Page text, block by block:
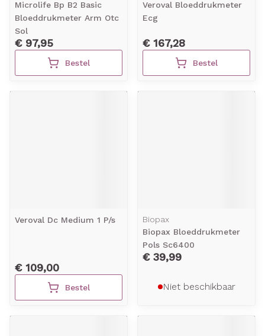
Microlife Bp B2 Basic
Bloeddrukmeter Arm Otc
Sol
€ 97,95
Bestel
Veroval Bloeddrukmeter
Ecg
€ 167,28
Bestel
Veroval Dc Medium 1 P/s
€ 109,00
Bestel
Biopax
Biopax Bloeddrukmeter
Pols Sc6400
€ 39,99
Niet beschikbaar